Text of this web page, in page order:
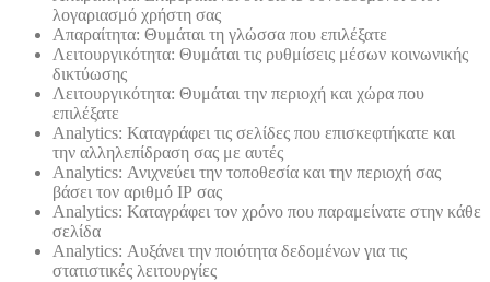
λογαριασμό χρήστη σας
Απαραίτητα: Θυμάται τη γλώσσα που επιλέξατε
Λειτουργικότητα: Θυμάται τις ρυθμίσεις μέσων κοινωνικής
δικτύωσης
Λειτουργικότητα: Θυμάται την περιοχή και χώρα που
επιλέξατε
Analytics: Καταγράφει τις σελίδες που επισκεφτήκατε και
την αλληλεπίδραση σας με αυτές
Analytics: Ανιχνεύει την τοποθεσία και την περιοχή σας
βάσει τον αριθμό ΙΡ σας
Analytics: Καταγράφει τον χρόνο που παραμείνατε στην κάθε
σελίδα
Analytics: Αυξάνει την ποιότητα δεδομένων για τις
στατιστικές λειτουργίες